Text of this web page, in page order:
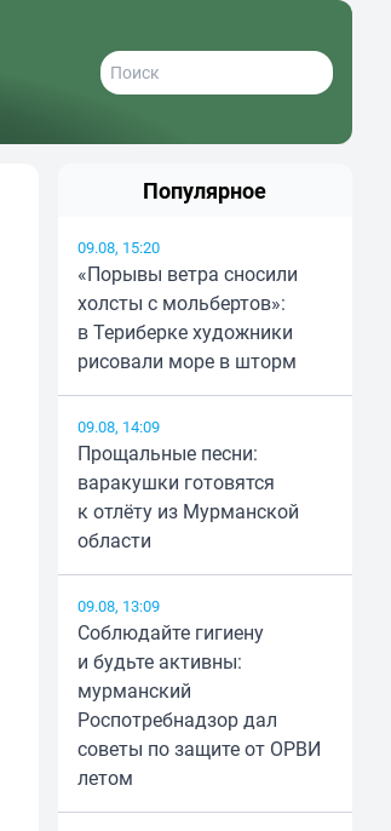
Популярное
09.08, 15:20
«Порывы ветра сносили
холсты с мольбертов»:
в Териберке художники
рисовали море в шторм
09.08, 14:09
Прощальные песни:
варакушки готовятся
к отлёту из Мурманской
области
09.08, 13:09
Соблюдайте гигиену
и будьте активны:
мурманский
Роспотребнадзор дал
советы по защите от ОРВИ
летом